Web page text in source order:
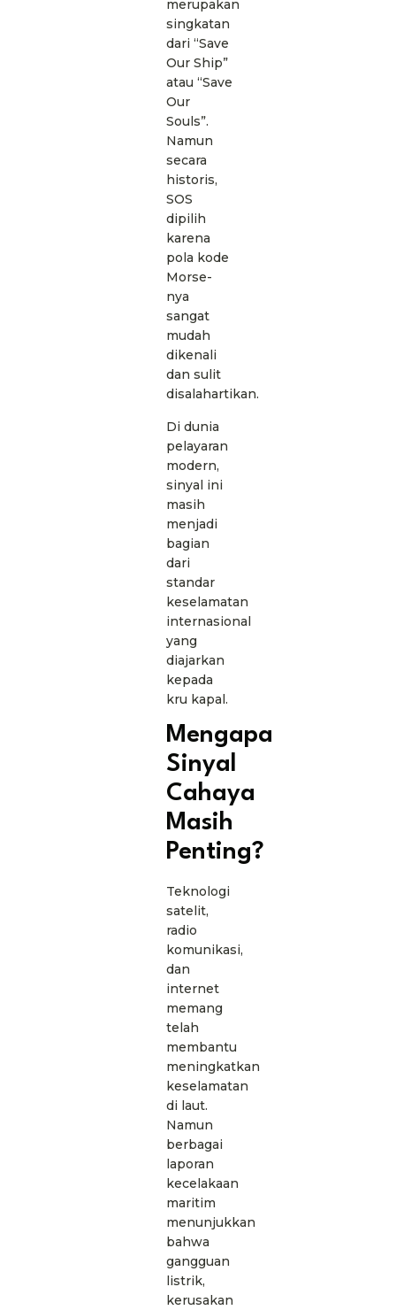
merupakan
singkatan
dari “Save
Our Ship”
atau “Save
Our
Souls”.
Namun
secara
historis,
SOS
dipilih
karena
pola kode
Morse-
nya
sangat
mudah
dikenali
dan sulit
disalahartikan.
Di dunia
pelayaran
modern,
sinyal ini
masih
menjadi
bagian
dari
standar
keselamatan
internasional
yang
diajarkan
kepada
kru kapal.
Mengapa
Sinyal
Cahaya
Masih
Penting?
Teknologi
satelit,
radio
komunikasi,
dan
internet
memang
telah
membantu
meningkatkan
keselamatan
di laut.
Namun
berbagai
laporan
kecelakaan
maritim
menunjukkan
bahwa
gangguan
listrik,
kerusakan